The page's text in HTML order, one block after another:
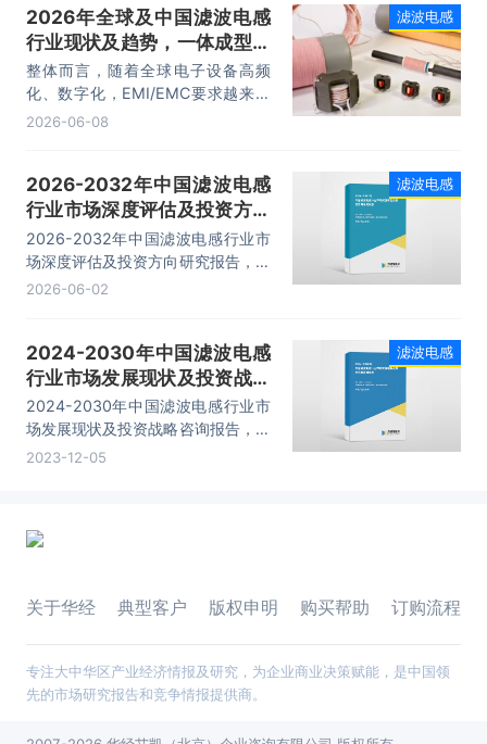
2026年全球及中国滤波电感
行业现状及趋势，一体成型电
感有望成为技术主流「图」
整体而言，随着全球电子设备高频
化、数字化，EMI/EMC要求越来越
严，必须用滤波电感抑制谐波、共
剧，推动滤波电感逐渐成为必备选
项。2024年全球滤波电感市场规模
约为162亿元。
2026-06-08
滤波电感
2026-2032年中国滤波电感
行业市场深度评估及投资方向
研究报告
2026-2032年中国滤波电感行业市
场深度评估及投资方向研究报告，主
要包括滤波电感行业发展现状、区域
及策略建议等内容。
2026-06-02
滤波电感
2024-2030年中国滤波电感
行业市场发展现状及投资战略
咨询报告
2024-2030年中国滤波电感行业市
场发展现状及投资战略咨询报告，主
要包括滤波电感行业发展现状、区域
2023-12-05
滤波电感
关于华经 典型客户 版权申明 购买帮助 订购流程
专注大中华区产业经济情报及研究，为企业商业决策赋能，是中国领
先的市场研究报告和竞争情报提供商。